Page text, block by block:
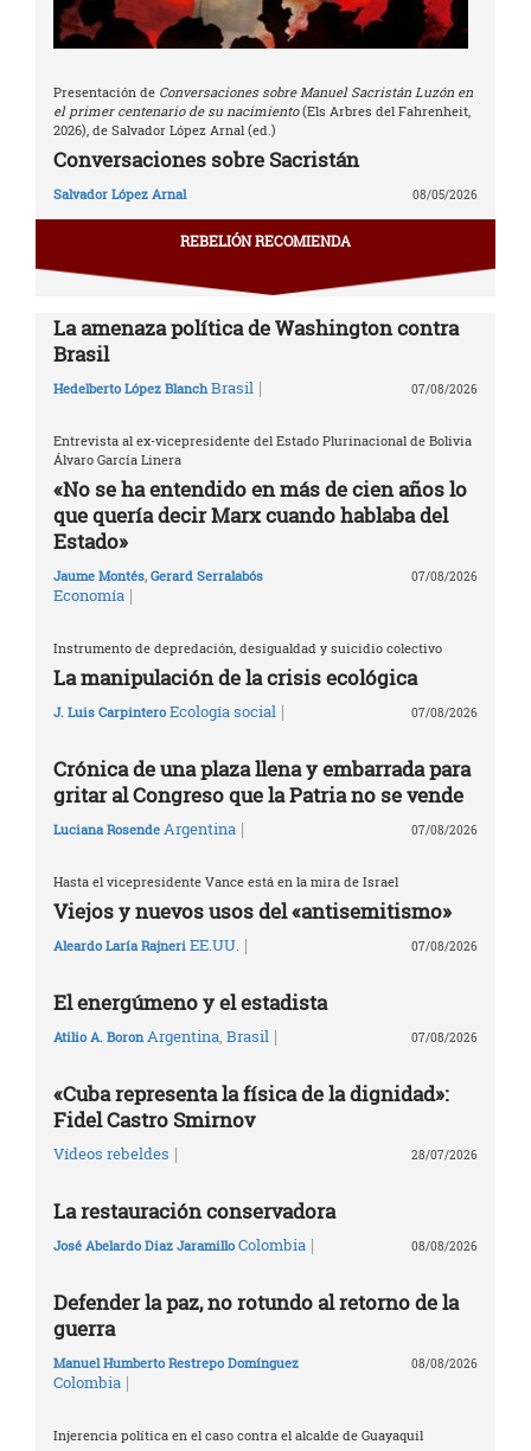
Presentación de Conversaciones sobre Manuel Sacristán Luzón en
el primer centenario de su nacimiento(Els Arbres del Fahrenheit,
2026), de Salvador López Arnal (ed.)
Conversaciones sobre Sacristán
Salvador López Arnal 08/05/2026
REBELIÓN RECOMIENDA
La amenaza política de Washington contra
Brasil
Hedelberto López Blanch Brasil | 07/08/2026
Entrevista al ex-vicepresidente del Estado Plurinacional de Bolivia
Álvaro García Linera
«No se ha entendido en más de cien años lo
que quería decir Marx cuando hablaba del
Estado»
Jaume Montés, Gerard Serralabós
Economía |
07/08/2026
Instrumento de depredación, desigualdad y suicidio colectivo
La manipulación de la crisis ecológica
J. Luis Carpintero Ecología social | 07/08/2026
Crónica de una plaza llena y embarrada para
gritar al Congreso que la Patria no se vende
Luciana Rosende Argentina | 07/08/2026
Hasta el vicepresidente Vance está en la mira de Israel
Viejos y nuevos usos del «antisemitismo»
Aleardo Laría Rajneri EE.UU. | 07/08/2026
El energúmeno y el estadista
Atilio A. Boron Argentina, Brasil | 07/08/2026
«Cuba representa la física de la dignidad»:
Fidel Castro Smirnov
Vídeos rebeldes | 28/07/2026
La restauración conservadora
José Abelardo Diaz Jaramillo Colombia | 08/08/2026
Defender la paz, no rotundo al retorno de la
guerra
Manuel Humberto Restrepo Domínguez
Colombia |
08/08/2026
Injerencia política en el caso contra el alcalde de Guayaquil